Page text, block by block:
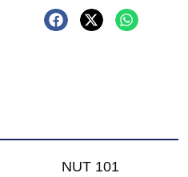
NUT 101